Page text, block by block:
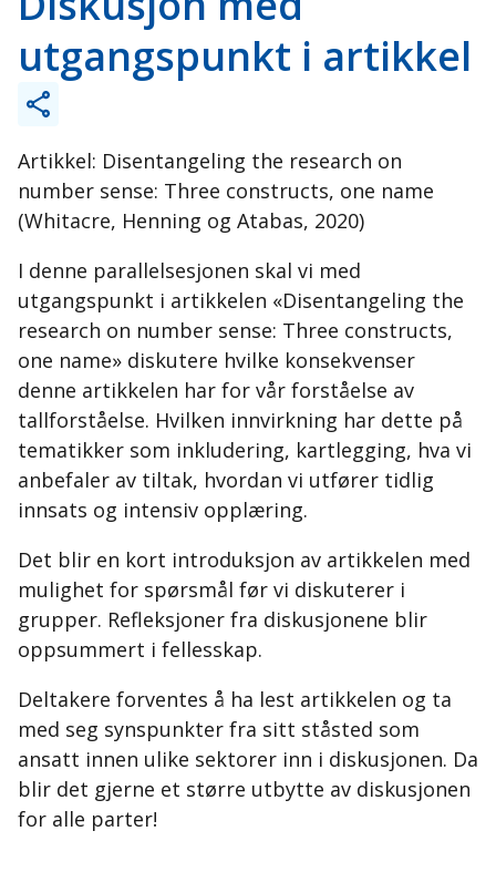
utgangspunkt i artikkel
Artikkel: Disentangeling the research on
number sense: Three constructs, one name
(Whitacre, Henning og Atabas, 2020)
I denne parallelsesjonen skal vi med
utgangspunkt i artikkelen «Disentangeling the
research on number sense: Three constructs,
one name» diskutere hvilke konsekvenser
denne artikkelen har for vår forståelse av
tallforståelse. Hvilken innvirkning har dette på
tematikker som inkludering, kartlegging, hva vi
anbefaler av tiltak, hvordan vi utfører tidlig
innsats og intensiv opplæring.
Det blir en kort introduksjon av artikkelen med
mulighet for spørsmål før vi diskuterer i
grupper. Refleksjoner fra diskusjonene blir
oppsummert i fellesskap.
Deltakere forventes å ha lest artikkelen og ta
med seg synspunkter fra sitt ståsted som
ansatt innen ulike sektorer inn i diskusjonen. Da
blir det gjerne et større utbytte av diskusjonen
for alle parter!